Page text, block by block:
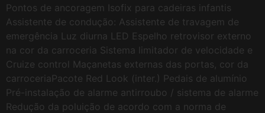
Pontos de ancoragem Isofix para cadeiras infantis
Assistente de condução: Assistente de travagem de
emergência Luz diurna LED Espelho retrovisor externo
na cor da carroceria Sistema limitador de velocidade e
Cruize control Maçanetas externas das portas, cor da
carroceriaPacote Red Look (inter.) Pedais de alumínio
Pré-instalação de alarme antirroubo / sistema de alarme
Redução da poluição de acordo com a norma de